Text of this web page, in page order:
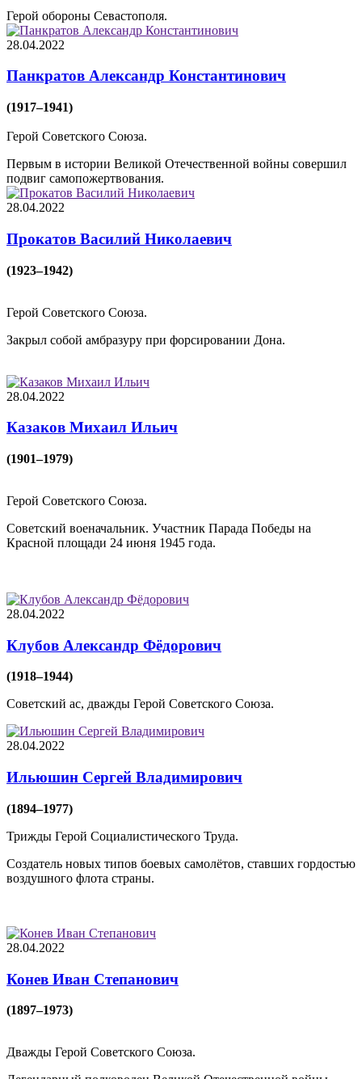
Герой обороны Севастополя.
28.04.2022
Панкратов Александр Константинович
(1917–1941)
Герой Советского Союза.
Первым в истории Великой Отечественной войны совершил
подвиг самопожертвования.
28.04.2022
Прокатов Василий Николаевич
(1923–1942)
Герой Советского Союза.
Закрыл собой амбразуру при форсировании Дона.
28.04.2022
Казаков Михаил Ильич
(1901–1979)
Герой Советского Союза.
Советский военачальник. Участник Парада Победы на
Красной площади 24 июня 1945 года.
28.04.2022
Клубов Александр Фёдорович
(1918–1944)
Советский ас, дважды Герой Советского Союза.
28.04.2022
Ильюшин Сергей Владимирович
(1894–1977)
Трижды Герой Социалистического Труда.
Создатель новых типов боевых самолётов, ставших гордостью
воздушного флота страны.
28.04.2022
Конев Иван Степанович
(1897–1973)
Дважды Герой Советского Союза.